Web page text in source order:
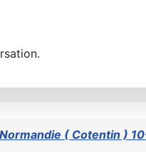
( Cotentin )